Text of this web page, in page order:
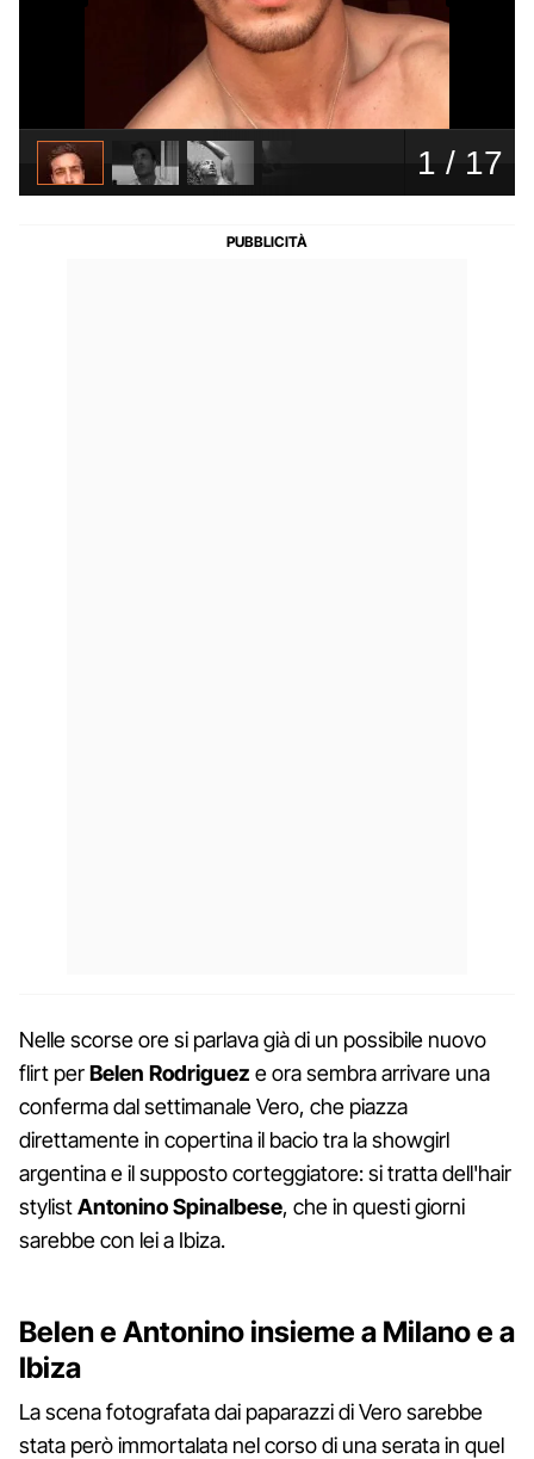
Nelle scorse ore si parlava già di un possibile nuovo
flirt perBelen Rodriguez e ora sembra arrivare una
conferma dal settimanale Vero, che piazza
direttamente in copertina il bacio tra la showgirl
argentina e il supposto corteggiatore: si tratta dell'hair
stylistAntonino Spinalbese, che in questi giorni
sarebbe con lei a Ibiza.
Belen e Antonino insieme a Milano e a
Ibiza
La scena fotografata dai paparazzi di Vero sarebbe
stata però immortalata nel corso di una serata in quel